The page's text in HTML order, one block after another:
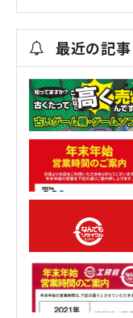
最近の記事